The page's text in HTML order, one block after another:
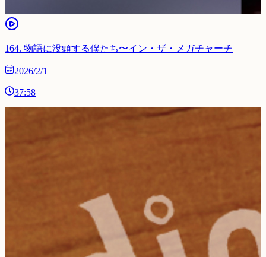
164. 物語に没頭する僕たち〜イン・ザ・メガチャーチ
2026/2/1
37:58